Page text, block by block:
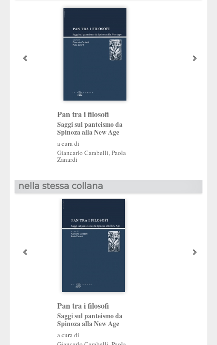
Pan tra i filosofi
Saggi sul panteismo da
Spinoza alla New Age
a cura di
Giancarlo Carabelli,Paola
Zanardi
nella stessa collana
Pan tra i filosofi
Saggi sul panteismo da
Spinoza alla New Age
a cura di